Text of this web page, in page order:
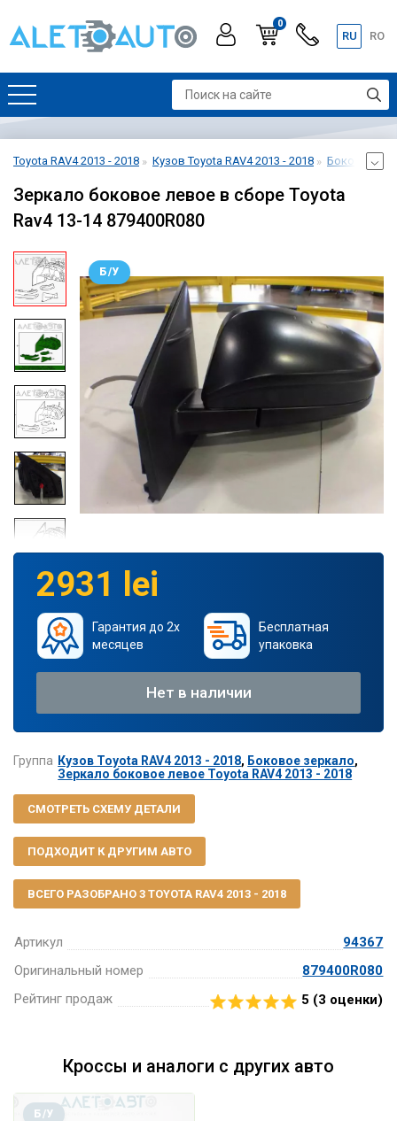
0
RU RO
Toyota RAV4 2013 - 2018 Кузов Toyota RAV4 2013 - 2018 Боковое
Зеркало боковое левое в сборе Toyota
Rav4 13-14 879400R080
Б/У
Артикул
94367
Оригинальный номер
879400R080
Рейтинг продаж
5 (3 оценки)
2931 lei
Гарантия до 2х
месяцев
Бесплатная
упаковка
Нет в наличии
Группа Кузов Toyota RAV4 2013 - 2018, Боковое зеркало,
Зеркало боковое левое Toyota RAV4 2013 - 2018
СМОТРЕТЬ СХЕМУ ДЕТАЛИ
ПОДХОДИТ К ДРУГИМ АВТО
ВСЕГО РАЗОБРАНО 3 TOYOTA RAV4 2013 - 2018
Кроссы и аналоги с других авто
Б/У